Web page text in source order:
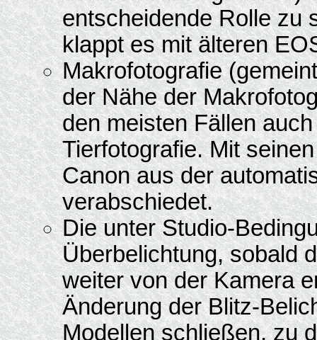
entscheidende Rolle zu
klappt es mit älteren
Makrofotografie
der Nähe der
den meisten Fällen
Tierfotografie. Mit
Canon aus der
verabschiedet.
Die unter Studio-
Überbelichtung, sobald
weiter von der Kamera
Änderung der Blitz-
Modellen schließen, zu